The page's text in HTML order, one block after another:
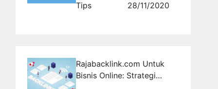
Tips 28/11/2020
Rajabacklink.com Untuk
Bisnis Online: Strategi